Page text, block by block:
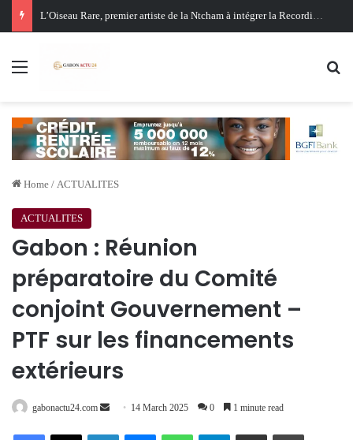
Oligui Nguema au Ghana : Libreville mise sur Accra pour renforcer sa stratégie diplomatique et économique
Menu
Home / ACTUALITES
ACTUALITES
Gabon : Réunion
préparatoire du Comité
conjoint Gouvernement –
PTF sur les financements
extérieurs
gabonactu24.com
Send 14 March 2025 0 1 minute read
FacebookX LinkedInMessengerWhatsAppTelegramShare via Email Print